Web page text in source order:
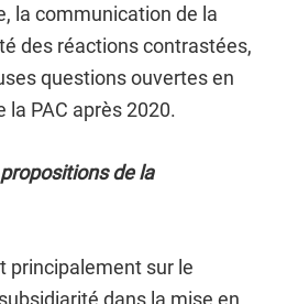
la communication de la
des réactions contrastées,
questions ouvertes en
la PAC après 2020.
de la
principalement sur le
dans la mise en